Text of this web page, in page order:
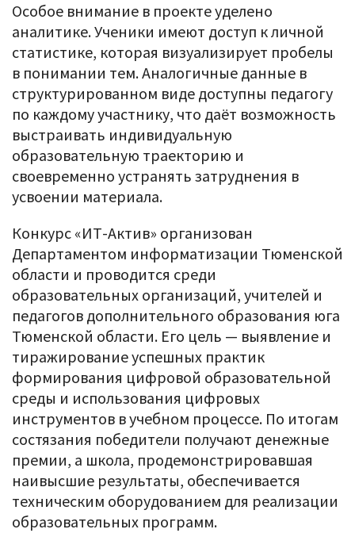
Особое внимание в проекте уделено
аналитике. Ученики имеют доступ к личной
статистике, которая визуализирует пробелы
в понимании тем. Аналогичные данные в
структурированном виде доступны педагогу
по каждому участнику, что даёт возможность
выстраивать индивидуальную
образовательную траекторию и
своевременно устранять затруднения в
усвоении материала.
Конкурс «ИТ-Актив» организован
Департаментом информатизации Тюменской
области и проводится среди
образовательных организаций, учителей и
педагогов дополнительного образования юга
Тюменской области. Его цель — выявление и
тиражирование успешных практик
формирования цифровой образовательной
среды и использования цифровых
инструментов в учебном процессе. По итогам
состязания победители получают денежные
премии, а школа, продемонстрировавшая
наивысшие результаты, обеспечивается
техническим оборудованием для реализации
образовательных программ.